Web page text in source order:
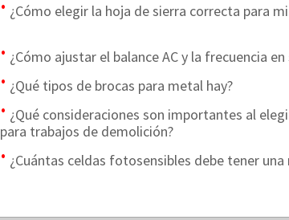
¿Cómo elegir la hoja de sierra correcta para
¿Cómo ajustar el balance AC y la frecuencia
¿Qué tipos de brocas para metal hay?
¿Qué consideraciones son importantes al
para trabajos de demolición?
¿Cuántas celdas fotosensibles debe tener